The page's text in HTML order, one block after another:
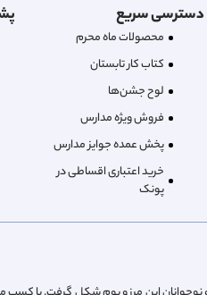
دسترسی سریع
محصولات ماه محرم
کتاب کار تابستان
لوح جشن‌ها
فروش ویژه مدارس
پخش عمده جوایز مدارس
خرید اعتباری اقساطی در
پونک